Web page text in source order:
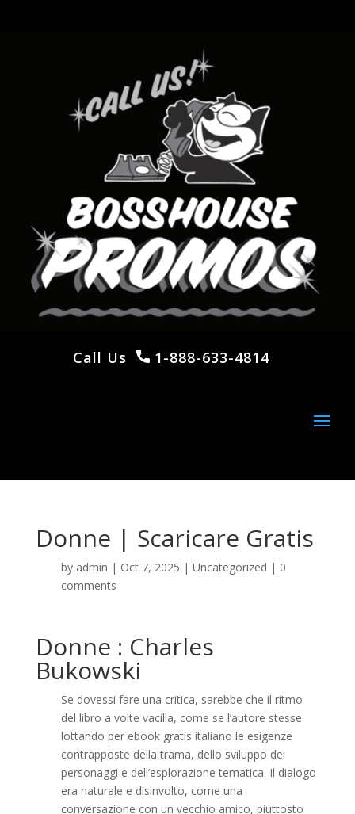
Call Us 1-888-633-4814
Donne | Scaricare Gratis
by admin | Oct 7, 2025 | Uncategorized | 0
comments
Donne : Charles
Bukowski
Se dovessi fare una critica, sarebbe che il ritmo
del libro a volte vacilla, come se l’autore stesse
lottando per ebook gratis italiano le esigenze
contrapposte della trama, dello sviluppo dei
personaggi e dell’esplorazione tematica. Il dialogo
era naturale e disinvolto, come una
conversazione con un vecchio amico, piuttosto